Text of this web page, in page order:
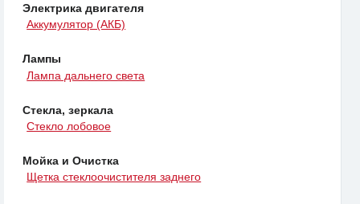
Электрика двигателя
Аккумулятор (АКБ)
Лампы
Лампа дальнего света
Стекла, зеркала
Стекло лобовое
Мойка и Очистка
Щетка стеклоочистителя заднего